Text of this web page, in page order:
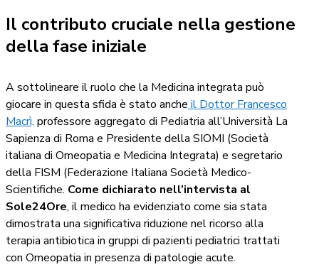
Il contributo cruciale nella gestione
della fase iniziale
A sottolineare il ruolo che la Medicina integrata può
giocare in questa sfida è stato anche il Dottor Francesco
Macrì, professore aggregato di Pediatria all’Università La
Sapienza di Roma e Presidente della SIOMI (Società
italiana di Omeopatia e Medicina Integrata) e segretario
della FISM (Federazione Italiana Società Medico-
Scientifiche. Come dichiarato nell’intervista al
Sole24Ore, il medico ha evidenziato come sia stata
dimostrata una significativa riduzione nel ricorso alla
terapia antibiotica in gruppi di pazienti pediatrici trattati
con Omeopatia in presenza di patologie acute.